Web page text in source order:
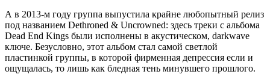
А в 2013-м году группа выпустила крайне любопытный релиз
под названием Dethroned & Uncrowned: здесь треки с альбома
Dead End Kings были исполнены в акустическом, darkwave
ключе. Безусловно, этот альбом стал самой светлой
пластинкой группы, в которой фирменная депрессия если и
ощущалась, то лишь как бледная тень минувшего прошлого.